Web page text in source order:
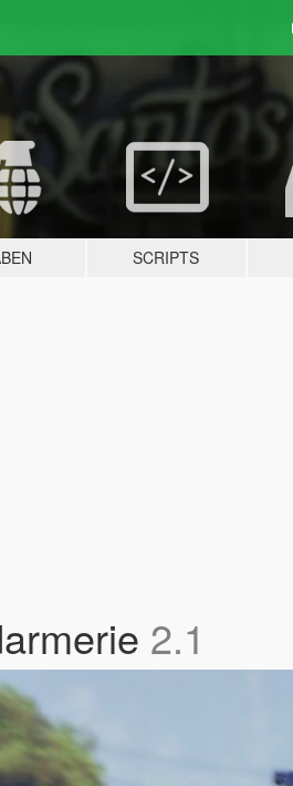
SCRIPTS
2.1